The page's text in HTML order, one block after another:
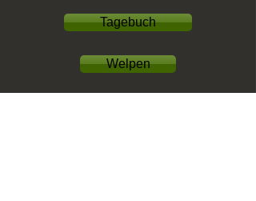
Tagebuch
Welpen